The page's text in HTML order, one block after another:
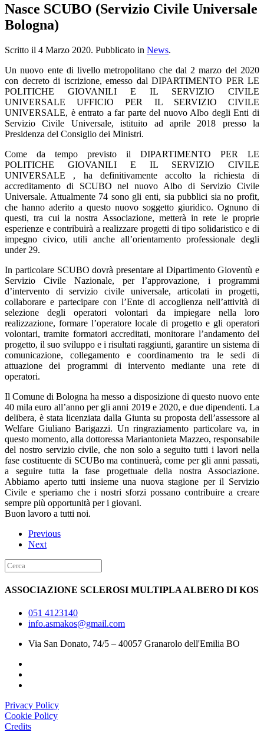
Nasce SCUBO (Servizio Civile Universale
Bologna)
Scritto il 4 Marzo 2020. Pubblicato in News.
Un nuovo ente di livello metropolitano che dal 2 marzo del 2020
con decreto di iscrizione, emesso dal DIPARTIMENTO PER LE
POLITICHE GIOVANILI E IL SERVIZIO CIVILE
UNIVERSALE UFFICIO PER IL SERVIZIO CIVILE
UNIVERSALE, è entrato a far parte del nuovo Albo degli Enti di
Servizio Civile Universale, istituito ad aprile 2018 presso la
Presidenza del Consiglio dei Ministri.
Come da tempo previsto il DIPARTIMENTO PER LE
POLITICHE GIOVANILI E IL SERVIZIO CIVILE
UNIVERSALE , ha definitivamente accolto la richiesta di
accreditamento di SCUBO nel nuovo Albo di Servizio Civile
Universale. Attualmente 74 sono gli enti, sia pubblici sia no profit,
che hanno aderito a questo nuovo soggetto giuridico. Ognuno di
questi, tra cui la nostra Associazione, metterà in rete le proprie
esperienze e contribuirà a realizzare progetti di tipo solidaristico e di
impegno civico, utili anche all’orientamento professionale degli
under 29.
In particolare SCUBO dovrà presentare al Dipartimento Gioventù e
Servizio Civile Nazionale, per l’approvazione, i programmi
d’intervento di servizio civile universale, articolati in progetti,
collaborare e partecipare con l’Ente di accoglienza nell’attività di
selezione degli operatori volontari da impiegare nella loro
realizzazione, formare l’operatore locale di progetto e gli operatori
volontari, tramite formatori accreditati, monitorare l’andamento del
progetto, il suo sviluppo e i risultati raggiunti, garantire un sistema di
comunicazione, collegamento e coordinamento tra le sedi di
attuazione dei programmi di intervento mediante una rete di
operatori.
Il Comune di Bologna ha messo a disposizione di questo nuovo ente
40 mila euro all’anno per gli anni 2019 e 2020, e due dipendenti. La
delibera, è stata licenziata dalla Giunta su proposta dell’assessore al
Welfare Giuliano Barigazzi. Un ringraziamento particolare va, in
questo momento, alla dottoressa Mariantonieta Mazzeo, responsabile
del nostro servizio civile, che non solo a seguito tutti i lavori nella
fase costituente di SCUBo ma continuerà, come per gli anni passati,
a seguire tutta la fase progettuale della nostra Associazione.
Abbiamo aperto tutti insieme una nuova stagione per il Servizio
Civile e speriamo che i nostri sforzi possano contribuire a creare
sempre più opportunità per i giovani.
Buon lavoro a tutti noi.
Previous
Next
ASSOCIAZIONE SCLEROSI MULTIPLA ALBERO DI KOS
051 4123140
info.asmakos@gmail.com
Via San Donato, 74/5 – 40057 Granarolo dell'Emilia BO
Privacy Policy
Cookie Policy
Credits